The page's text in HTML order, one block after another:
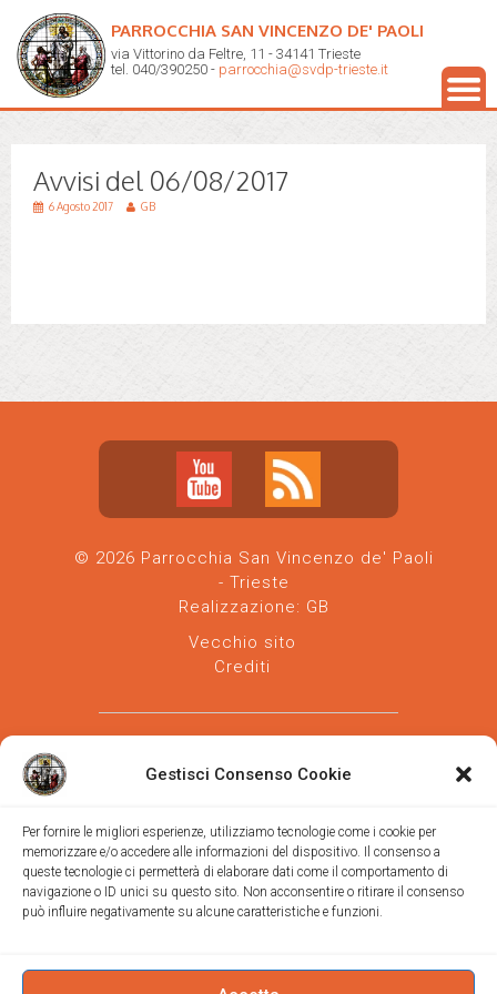
Gestisci Consenso Cookie
Per fornire le migliori esperienze, utilizziamo tecnologie come i cookie per
memorizzare e/o accedere alle informazioni del dispositivo. Il consenso a
queste tecnologie ci permetterà di elaborare dati come il comportamento di
navigazione o ID unici su questo sito. Non acconsentire o ritirare il consenso
può influire negativamente su alcune caratteristiche e funzioni.
PARROCCHIA SAN VINCENZO DE' PAOLI
via Vittorino da Feltre, 11 - 34141 Trieste
tel. 040/390250 - parrocchia@svdp-trieste.it
Avvisi del 06/08/2017
6 Agosto 2017 GB
© 2026 Parrocchia San Vincenzo de' Paoli
- Trieste
Realizzazione: GB
Vecchio sito
Crediti
Parrocchia san Vincenzo de' Paoli-Diocesi
di Trieste
via Vittorino da Feltre, 11 (chiesa)
Trieste